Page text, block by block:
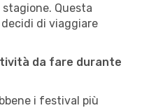
Questa
di viaggiare
da fare durante
i festival più